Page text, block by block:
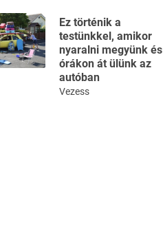
Ez történik a
testünkkel, amikor
nyaralni megyünk és
órákon át ülünk az
autóban
Vezess